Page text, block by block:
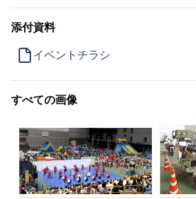
添付資料
イベントチラシ
すべての画像